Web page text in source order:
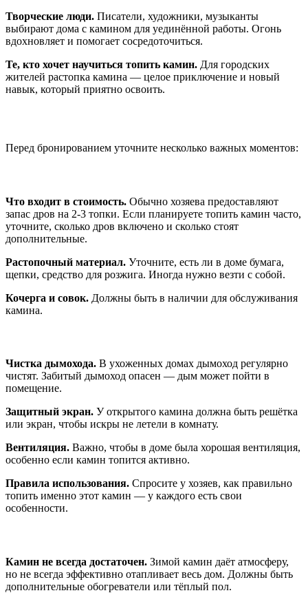
Творческие люди. Писатели, художники, музыканты
выбирают дома с камином для уединённой работы. Огонь
вдохновляет и помогает сосредоточиться.
Те, кто хочет научиться топить камин. Для городских
жителей растопка камина — целое приключение и новый
навык, который приятно освоить.
Перед бронированием уточните несколько важных моментов:
Что входит в стоимость. Обычно хозяева предоставляют
запас дров на 2-3 топки. Если планируете топить камин часто,
уточните, сколько дров включено и сколько стоят
дополнительные.
Растопочный материал. Уточните, есть ли в доме бумага,
щепки, средство для розжига. Иногда нужно везти с собой.
Кочерга и совок. Должны быть в наличии для обслуживания
камина.
Чистка дымохода. В ухоженных домах дымоход регулярно
чистят. Забитый дымоход опасен — дым может пойти в
помещение.
Защитный экран. У открытого камина должна быть решётка
или экран, чтобы искры не летели в комнату.
Вентиляция. Важно, чтобы в доме была хорошая вентиляция,
особенно если камин топится активно.
Правила использования. Спросите у хозяев, как правильно
топить именно этот камин — у каждого есть свои
особенности.
Камин не всегда достаточен. Зимой камин даёт атмосферу,
но не всегда эффективно отапливает весь дом. Должны быть
дополнительные обогреватели или тёплый пол.